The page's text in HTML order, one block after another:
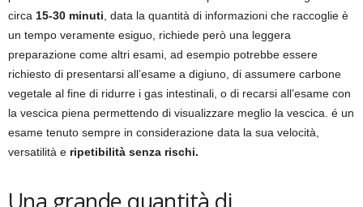
circa 15-30 minuti, data la quantità di informazioni che raccoglie è
un tempo veramente esiguo, richiede però una leggera
preparazione come altri esami, ad esempio potrebbe essere
richiesto di presentarsi all’esame a digiuno, di assumere carbone
vegetale al fine di ridurre i gas intestinali, o di recarsi all’esame con
la vescica piena permettendo di visualizzare meglio la vescica. é un
esame tenuto sempre in considerazione data la sua velocità,
versatilità e ripetibilità senza rischi.